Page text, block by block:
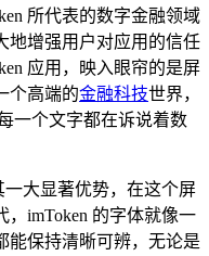
所代表的数字金融领域
地增强用户对应用的信任
应用，映入眼帘的是屏
个高端的金融科技世界，
一个文字都在诉说着数
一大显著优势，在这个屏
imToken 的字体就像一
能保持清晰可辨，无论是